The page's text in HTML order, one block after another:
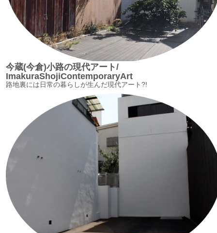
今蔵(今倉)小路の現代アート/
ImakuraShojiContemporaryArt
路地裏には日常の暮らしが生んだ現代アート?!